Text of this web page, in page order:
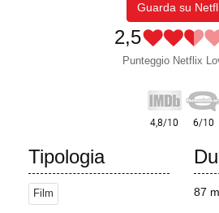
Guarda su
2,5
Punteggio Netflix
Tipologia
Film 87